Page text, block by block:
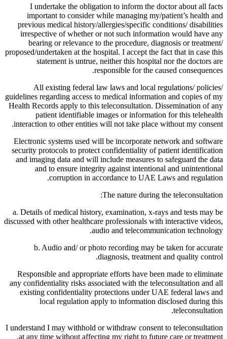
I undertake the obligation to inform the doctor about all facts
important to consider while managing my/patient’s health and
previous medical history/allergies/specific conditions/ disabilities
irrespective of whether or not such information would have any
bearing or relevance to the procedure, diagnosis or treatment/
proposed/undertaken at the hospital. I accept the fact that in case this
statement is untrue, neither this hospital nor the doctors are
responsible for the caused consequences.
All existing federal law laws and local regulations/ policies/
guidelines regarding access to medical information and copies of my
Health Records apply to this teleconsultation. Dissemination of any
patient identifiable images or information for this telehealth
interaction to other entities will not take place without my consent.
Electronic systems used will be incorporate network and software
security protocols to protect confidentiality of patient identification
and imaging data and will include measures to safeguard the data
and to ensure integrity against intentional and unintentional
corruption in accordance to UAE Laws and regulation.
The nature during the teleconsultation:
a. Details of medical history, examination, x-rays and tests may be
discussed with other healthcare professionals with interactive videos,
audio and telecommunication technology.
b. Audio and/ or photo recording may be taken for accurate
diagnosis, treatment and quality control.
Responsible and appropriate efforts have been made to eliminate
any confidentiality risks associated with the teleconsultation and all
existing confidentiality protections under UAE federal laws and
local regulation apply to information disclosed during this
teleconsultation.
I understand I may withhold or withdraw consent to teleconsultation
at any time without affecting my right to future care or treatment.